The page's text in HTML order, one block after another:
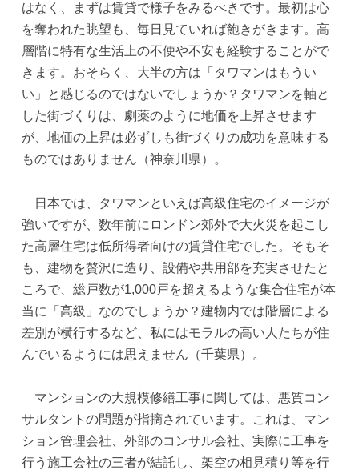
はなく、まずは賃貸で様子をみるべきです。最初は心
を奪われた眺望も、毎日見ていれば飽きがきます。高
層階に特有な生活上の不便や不安も経験することがで
きます。おそらく、大半の方は「タワマンはもうい
い」と感じるのではないでしょうか？タワマンを軸と
した街づくりは、劇薬のように地価を上昇させます
が、地価の上昇は必ずしも街づくりの成功を意味する
ものではありません（神奈川県）。
日本では、タワマンといえば高級住宅のイメージが
強いですが、数年前にロンドン郊外で大火災を起こし
た高層住宅は低所得者向けの賃貸住宅でした。そもそ
も、建物を贅沢に造り、設備や共用部を充実させたと
ころで、総戸数が1,000戸を超えるような集合住宅が本
当に「高級」なのでしょうか？建物内では階層による
差別が横行するなど、私にはモラルの高い人たちが住
んでいるようには思えません（千葉県）。
マンションの大規模修繕工事に関しては、悪質コン
サルタントの問題が指摘されています。これは、マン
ション管理会社、外部のコンサル会社、実際に工事を
行う施工会社の三者が結託し、架空の相見積り等を行